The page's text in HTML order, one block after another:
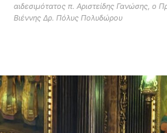
αιδεσιμότατος π. Αριστείδης Γανώσης, ο
Βιέννης Δρ. Πόλυς Πολυδώρου